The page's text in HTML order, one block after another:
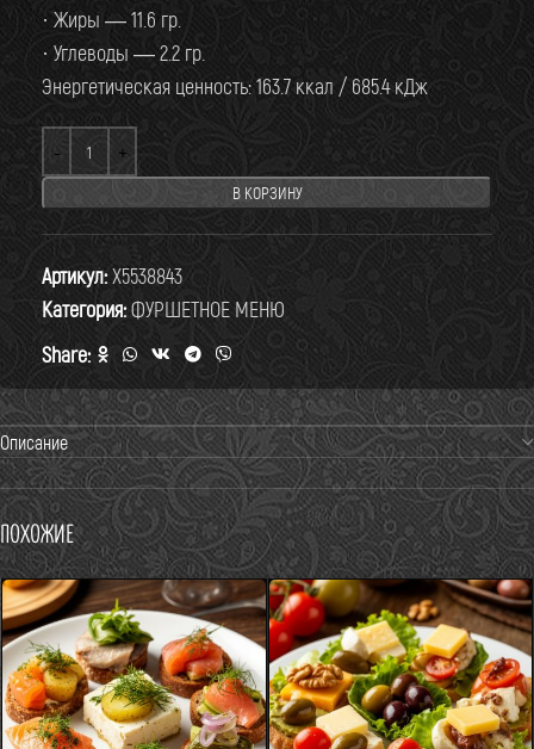
· Жиры — 11.6 гр.
· Углеводы — 2.2 гр.
Энергетическая ценность: 163.7 ккал / 685.4 кДж
В КОРЗИНУ
Артикул:X5538843
Категория:ФУРШЕТНОЕ МЕНЮ
Share:
Описание
Похожие